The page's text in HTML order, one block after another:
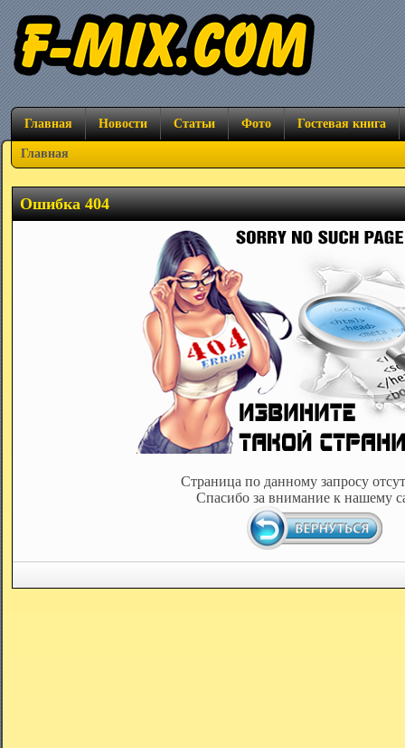
Главная Новости Статьи Фото Гостевая книга
Главная
Ошибка 404
Страница по данному запросу
Спасибо за внимание к нашему